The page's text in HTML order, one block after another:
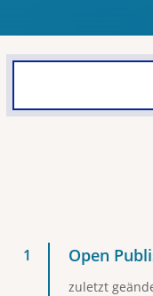
Open
zuletzt